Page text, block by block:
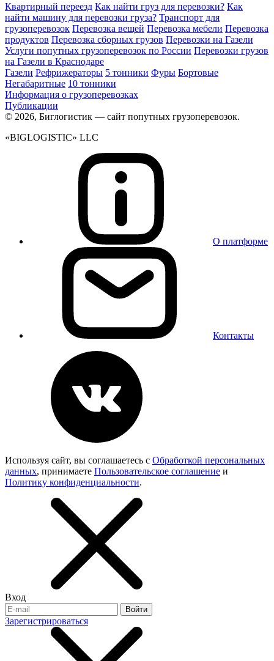
Квартирный переезд Как найти груз для перевозки? Как
найти машину для перевозки груза? Транспорт для
грузоперевозок Перевозка вещей Перевозка мебели Перевозка
продуктов Перевозка сборных грузов Перевозки на Газели
Услуги попутных грузоперевозок по России Перевозки грузов
на Газели в Краснодаре
Газели Рефрижераторы 5 тонники Фуры Бортовые
Негабаритные 10 тонники
Информация о грузоперевозках
Публикации
© 2026, Биглогистик — сайт попутных грузоперевозок.
«BIGLOGISTIC» LLC
О платформе
Контакты
Используя сайт, вы соглашаетесь с Обработкой персональных
данных, принимаете Пользовательское соглашение и
Политику конфиденциальности.
Вход
Войти
Зарегистрироваться